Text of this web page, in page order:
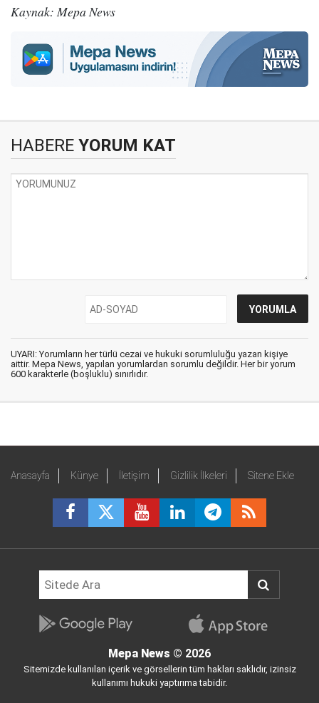
Kaynak: Mepa News
HABERE YORUM KAT
UYARI: Yorumların her türlü cezai ve hukuki sorumluluğu yazan kişiye
aittir. Mepa News, yapılan yorumlardan sorumlu değildir. Her bir yorum
600 karakterle (boşluklu) sınırlıdır.
Anasayfa Künye İletişim Gizlilik İlkeleri Sitene Ekle
Mepa News © 2026
Sitemizde kullanılan içerik ve görsellerin tüm hakları saklıdır, izinsiz
kullanımı hukuki yaptırıma tabidir.